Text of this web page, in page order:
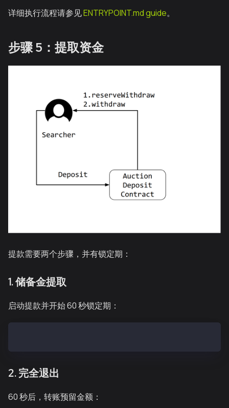
详细执行流程请参见ENTRYPOINT.md guide。
步骤 5：提取资金
提款需要两个步骤，并有锁定期：
1. 储备金提取
启动提款并开始 60 秒锁定期：
2. 完全退出
60 秒后，转账预留金额：